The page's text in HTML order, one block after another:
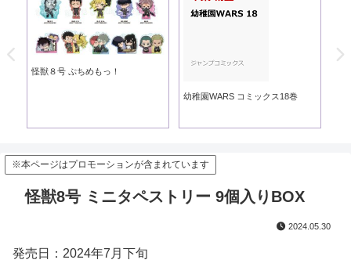
怪獣８号 ぷちめもっ！
幼稚園WARS コミックス18巻
※本ページはプロモーションが含まれています
怪獣8号 ミニタペストリー 9個入りBOX
2024.05.30
発売日：2024年7月下旬